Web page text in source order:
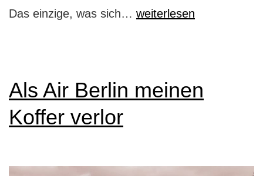
Das einzige, was sich… Wie
Flug
weiterlesen
Als Air Berlin meinen
Koffer verlor